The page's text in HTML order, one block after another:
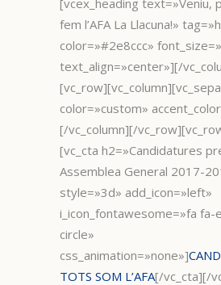
[vcex_heading text=»Veniu,
fem l’AFA La Llacuna!»
color=»#2e8ccc»
text_align=»center»][/
color=»custom»
[/vc_column][/
[vc_cta h2=»Candidatures
Assemblea General 2017-
style=»3d» add_icon=»left»
i_icon_fontawesome=»fa fa-
circle»
css_animation=»none»]
TOTS​ ​SOM​ ​L’AFA[/vc_cta][/